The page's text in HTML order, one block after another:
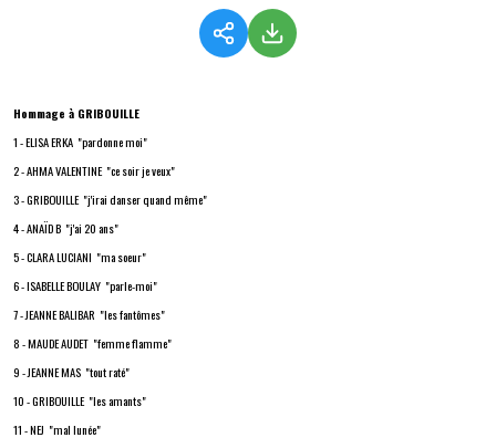
Hommage à GRIBOUILLE
1 - ELISA ERKA "pardonne moi"
2 - AHMA VALENTINE "ce soir je veux"
3 - GRIBOUILLE "j'irai danser quand même"
4 - ANAÏD B "j'ai 20 ans"
5 - CLARA LUCIANI "ma soeur"
6 - ISABELLE BOULAY "parle-moi"
7 - JEANNE BALIBAR "les fantômes"
8 - MAUDE AUDET "femme flamme"
9 - JEANNE MAS "tout raté"
10 - GRIBOUILLE "les amants"
11 - NEJ "mal lunée"